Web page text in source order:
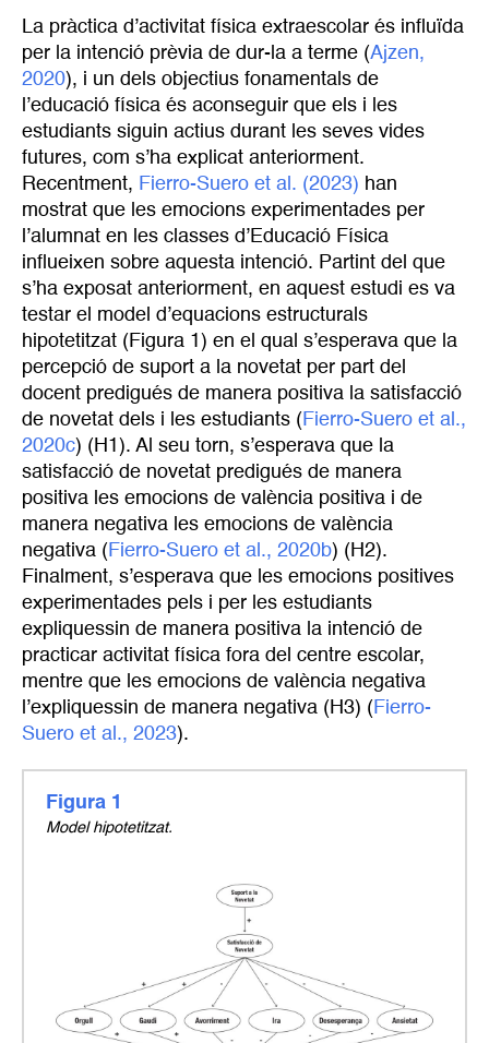
La pràctica d’activitat física extraescolar és influïda
per la intenció prèvia de dur-la a terme (Ajzen,
2020), i un dels objectius fonamentals de
l’educació física és aconseguir que els i les
estudiants siguin actius durant les seves vides
futures, com s’ha explicat anteriorment.
Recentment, Fierro-Suero et al. (2023) han
mostrat que les emocions experimentades per
l’alumnat en les classes d’Educació Física
influeixen sobre aquesta intenció. Partint del que
s’ha exposat anteriorment, en aquest estudi es va
testar el model d’equacions estructurals
hipotetitzat (Figura 1) en el qual s’esperava que la
percepció de suport a la novetat per part del
docent predigués de manera positiva la satisfacció
de novetat dels i les estudiants ( Fierro-Suero et al.,
2020c) (H1). Al seu torn, s’esperava que la
satisfacció de novetat predigués de manera
positiva les emocions de valència positiva i de
manera negativa les emocions de valència
negativa ( Fierro-Suero et al., 2020b) (H2).
Finalment, s’esperava que les emocions positives
experimentades pels i per les estudiants
expliquessin de manera positiva la intenció de
practicar activitat física fora del centre escolar,
mentre que les emocions de valència negativa
l’expliquessin de manera negativa (H3) ( Fierro-
Suero et al., 2023).
Figura 1
Model hipotetitzat.